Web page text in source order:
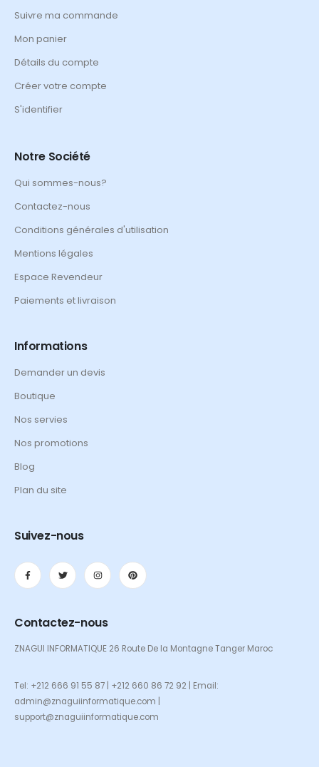
Suivre ma commande
Mon panier
Détails du compte
Créer votre compte
S'identifier
Notre Société
Qui sommes-nous?
Contactez-nous
Conditions générales d'utilisation
Mentions légales
Espace Revendeur
Paiements et livraison
Informations
Demander un devis
Boutique
Nos servies
Nos promotions
Blog
Plan du site
Suivez-nous
Contactez-nous
ZNAGUI INFORMATIQUE 26 Route De la Montagne Tanger Maroc
Tel: +212 666 91 55 87 | +212 660 86 72 92 | Email:
admin@znaguiinformatique.com |
support@znaguiinformatique.com